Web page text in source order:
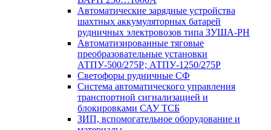
Автоматические зарядные устройства
шахтных аккумуляторных батарей
рудничных электровозов типа ЗУША-РН
Автоматизированные тяговые
преобразовательные установки
АТПУ-500/275Р; АТПУ-1250/275Р
Светофоры рудничные СФ
Система автоматического управления
транспортной сигнализацией и
блокировками САУ ТСБ
ЗИП, вспомогательное оборудование и